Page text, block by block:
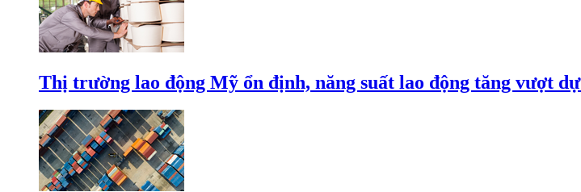
Thị trường lao động Mỹ ổn định, năng suất lao động tăng vượt